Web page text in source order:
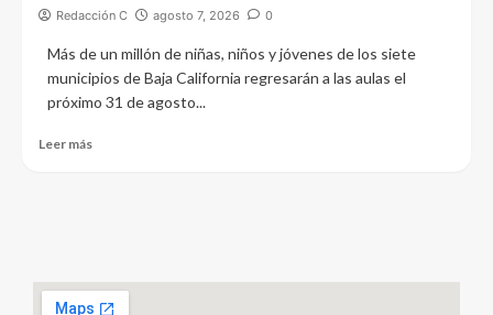
Redacción C agosto 7, 2026 0
Más de un millón de niñas, niños y jóvenes de los siete
municipios de Baja California regresarán a las aulas el
próximo 31 de agosto...
Leer más